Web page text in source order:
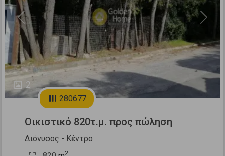
2
Previous Next
280677
Οικιστικό 820τ.μ. προς πώληση
Διόνυσος - Κέντρο
2